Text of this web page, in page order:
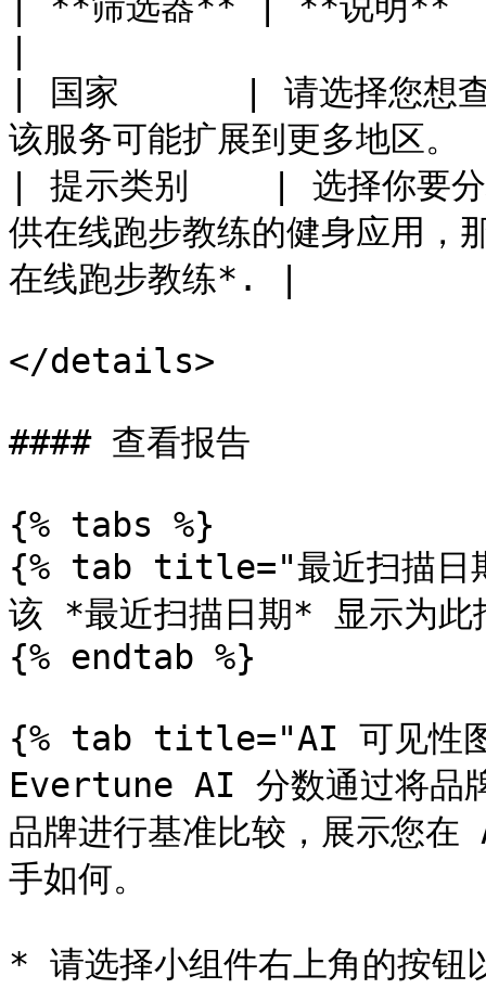
| 国家      | 请选择您想查
该服务可能扩展到更
| 提示类别    | 选择你要分
供在线跑步教练的健身应用
在线跑步教练*. |
</details>
#### 查看报告
{% tabs %}
{% tab title="最近扫描日
该 *最近扫描日期* 显示为此
{% endtab %}
{% tab title="AI 可见性
Evertune AI 分数通过将品
品牌进行基准比较，展示您
手如何。
* 请选择小组件右上角的按